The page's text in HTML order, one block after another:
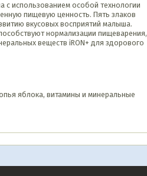
с использованием особой технологии
пищевую ценность. Пять злаков
вкусовых восприятий малыша.
нормализации пищеварения,
веществ iRON+ для здорового
яблока, витамины и минеральные